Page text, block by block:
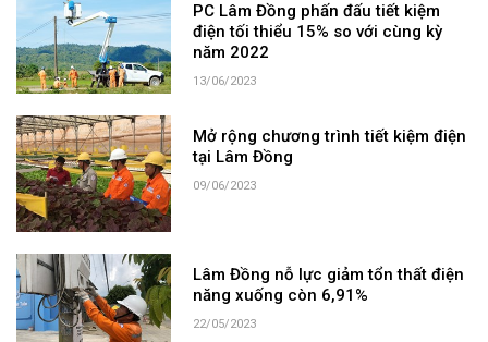
PC Lâm Đồng phấn đấu tiết kiệm
điện tối thiểu 15% so với cùng kỳ
năm 2022
13/06/2023
Mở rộng chương trình tiết kiệm điện
tại Lâm Đồng
09/06/2023
Lâm Đồng nỗ lực giảm tổn thất điện
năng xuống còn 6,91%
22/05/2023